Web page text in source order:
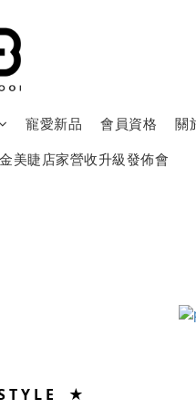
寵愛新品 會員資格
關
美睫店家營收升級發佈會
Y L E ★